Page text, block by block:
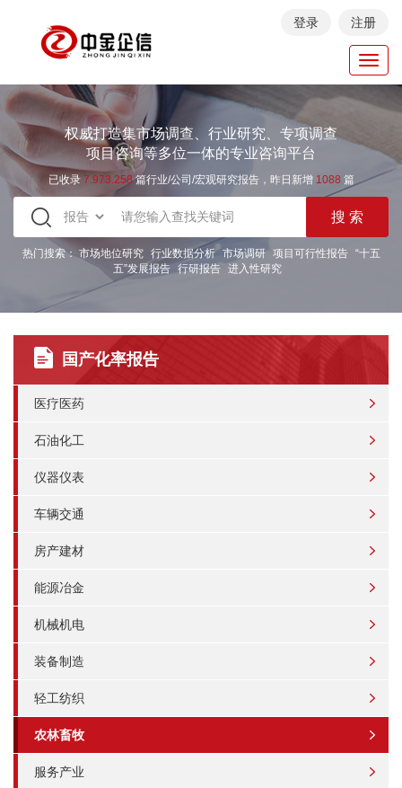
登录 注册
权威打造集市场调查、行业研究、专项调查
项目咨询等多位一体的专业咨询平台
已收录 7.973.258篇行业/公司/宏观研究报告，昨日新增 1088 篇
热门搜索： 市场地位研究 行业数据分析 市场调研 项目可行性报告
“十五
五”发展报告 行研报告 进入性研究
国产化率报告
医疗医药
石油化工
仪器仪表
车辆交通
房产建材
能源冶金
机械机电
装备制造
轻工纺织
农林畜牧
服务产业